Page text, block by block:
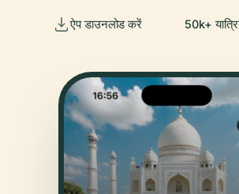
ऐप डाउनलोड करें 50k+